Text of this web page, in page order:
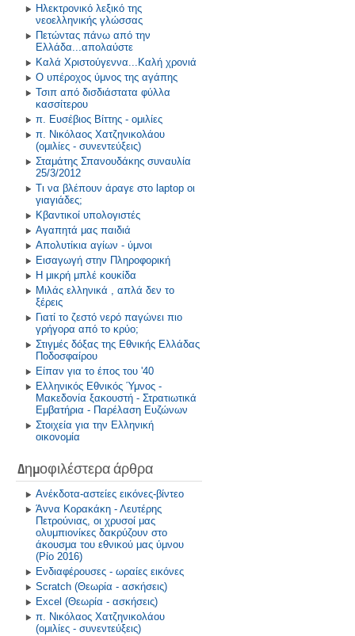
Ηλεκτρονικό λεξικό της
νεοελληνικής γλώσσας
Πετώντας πάνω από την
Ελλάδα...απολαύστε
Καλά Χριστούγεννα...Καλή χρονιά
Ο υπέροχος ύμνος της αγάπης
Τσιπ από δισδιάστατα φύλλα
κασσίτερου
π. Ευσέβιος Βίττης - ομιλίες
π. Νικόλαος Χατζηνικολάου
(ομιλίες - συνεντεύξεις)
Σταμάτης Σπανουδάκης συναυλία
25/3/2012
Τι να βλέπουν άραγε στο laptop οι
γιαγιάδες;
Κβαντικοί υπολογιστές
Αγαπητά μας παιδιά
Απολυτίκια αγίων - ύμνοι
Εισαγωγή στην Πληροφορική
Η μικρή μπλέ κουκίδα
Μιλάς ελληνικά , απλά δεν το
ξέρεις
Γιατί το ζεστό νερό παγώνει πιο
γρήγορα από το κρύο;
Στιγμές δόξας της Εθνικής Ελλάδας
Ποδοσφαίρου
Είπαν για το έπος του '40
Ελληνικός Εθνικός Ύμνος -
Μακεδονία ξακουστή - Στρατιωτικά
Εμβατήρια - Παρέλαση Ευζώνων
Στοιχεία για την Ελληνική
οικονομία
Δημοφιλέστερα άρθρα
Ανέκδοτα-αστείες εικόνες-βίντεο
Άννα Κορακάκη - Λευτέρης
Πετρούνιας, οι χρυσοί μας
ολυμπιονίκες δακρύζουν στο
άκουσμα του εθνικού μας ύμνου
(Ρίο 2016)
Ενδιαφέρουσες - ωραίες εικόνες
Scratch (Θεωρία - ασκήσεις)
Excel (Θεωρία - ασκήσεις)
π. Νικόλαος Χατζηνικολάου
(ομιλίες - συνεντεύξεις)